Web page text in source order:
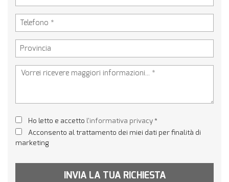
Ho letto e accetto l'informativa privacy*
Acconsento al trattamento dei miei dati per finalità di
marketing
INVIA LA TUA RICHIESTA